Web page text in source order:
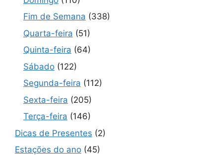
Fim de Semana (338)
Quarta-feira (51)
Quinta-feira (64)
Sábado (122)
Segunda-feira (112)
Sexta-feira (205)
Terça-feira (146)
Dicas de Presentes (2)
Estações do ano (45)